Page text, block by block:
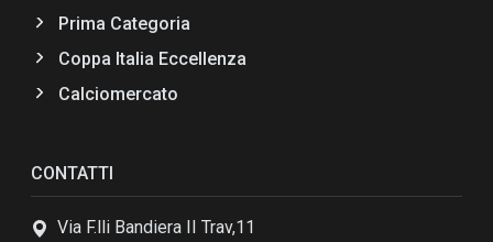
Prima Categoria
Coppa Italia Eccellenza
Calciomercato
CONTATTI
Via F.lli Bandiera II Trav,11